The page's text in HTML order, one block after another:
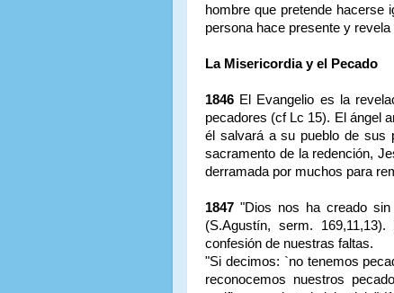
hombre que pretende hacerse
persona hace presente y
La Misericordia y el Pecado
1846 El Evangelio es la
pecadores (cf Lc 15). El ángel
él salvará a su pueblo de sus
sacramento de la redención,
derramada por muchos para
1847 "Dios nos ha creado
(S.Agustín, serm.
confesión de nuestras faltas.
"Si decimos: `no tenemos
reconocemos nuestros